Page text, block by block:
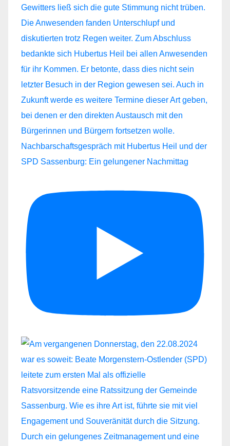
Nachbarschaftsgespräch mit Hubertus Heil und der
SPD Sassenburg: Ein gelungener Nachmittag